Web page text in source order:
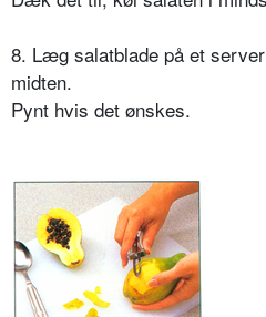
8. Læg salatblade på et
midten.
Pynt hvis det ønskes.